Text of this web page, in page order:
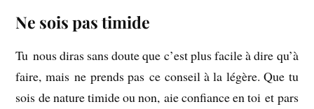
Ne sois pas timide
Tu nous diras sans doute que c’est plus facile à dire qu’à
faire, mais ne prends pas ce conseil à la légère. Que tu
sois de nature timide ou non, aie confiance en toi et pars